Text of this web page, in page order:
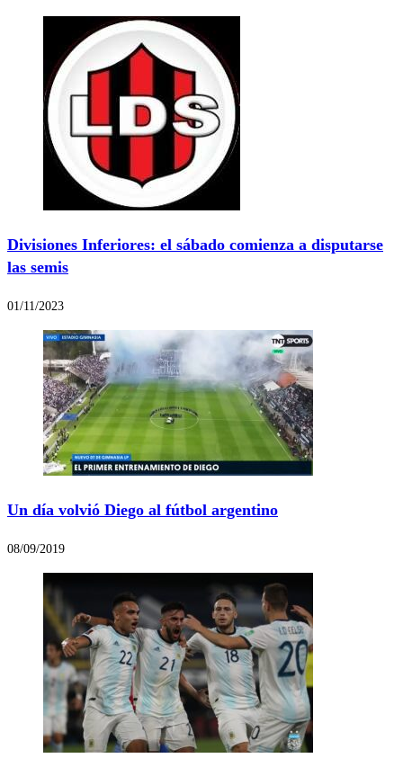
Divisiones Inferiores: el sábado comienza a disputarse
las semis
01/11/2023
Un día volvió Diego al fútbol argentino
08/09/2019